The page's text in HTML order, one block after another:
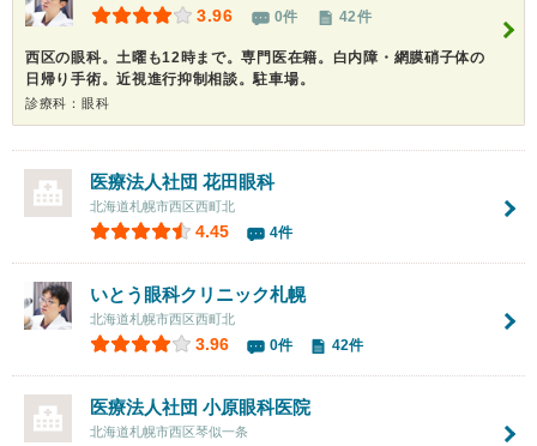
3.96 0件 42件
西区の眼科。土曜も12時まで。専門医在籍。白内障・網膜硝子体の
日帰り手術。近視進行抑制相談。駐車場。
診療科：眼科
医療法人社団 花田眼科
北海道札幌市西区西町北
4.45 4件
いとう眼科クリニック札幌
北海道札幌市西区西町北
3.96 0件 42件
医療法人社団 小原眼科医院
北海道札幌市西区琴似一条